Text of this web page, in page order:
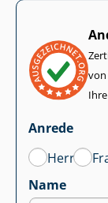
von
Anrede
Herr
Name